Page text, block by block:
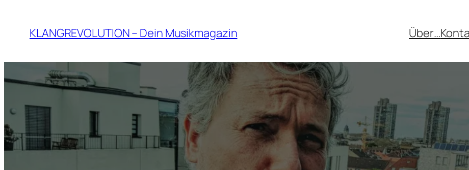
Inhalt
springen
KLANGREVOLUTION – Dein Musikmagazin Über…